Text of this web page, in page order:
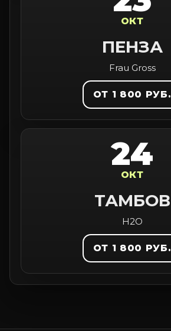
ОКТ
ПЕНЗА
Frau Gross
ОТ 1 800 РУБ.
24
ОКТ
ТАМБОВ
H2O
ОТ 1 800 РУБ.